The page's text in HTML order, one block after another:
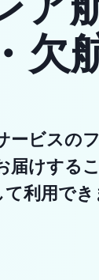
ア
欠
ービスの
届けする
利用でき